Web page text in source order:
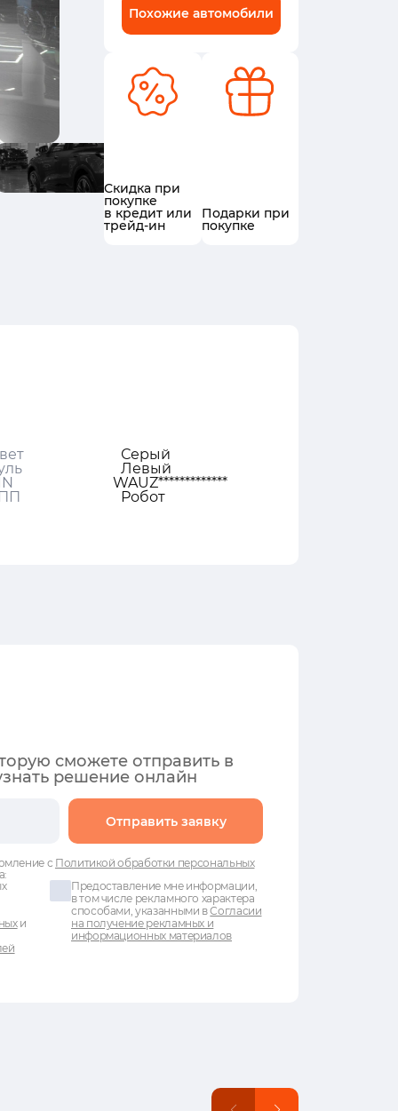
Похожие автомобили
Скидка при
покупке
в кредит или
трейд-ин
Подарки при
покупке
Серый
Левый
WAUZ*************
Робот
сможете отправить в
решение онлайн
Отправить заявку
с Политикой обработки персональных
и
Предоставление мне информации,
в том числе рекламного характера
способами, указанными вСогласии
на получение рекламных и
информационных материалов